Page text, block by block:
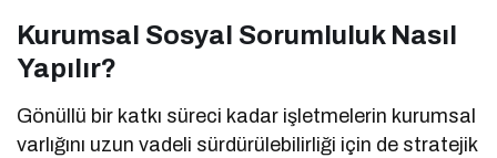
Kurumsal Sosyal Sorumluluk Nasıl
Yapılır?
Gönüllü bir katkı süreci kadar işletmelerin kurumsal
varlığını uzun vadeli sürdürülebilirliği için de stratejik